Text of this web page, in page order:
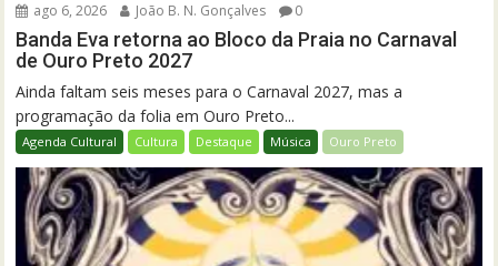
ago 6, 2026 João B. N. Gonçalves 0
Banda Eva retorna ao Bloco da Praia no Carnaval
de Ouro Preto 2027
Ainda faltam seis meses para o Carnaval 2027, mas a
programação da folia em Ouro Preto...
Agenda Cultural Cultura Destaque Música Ouro Preto